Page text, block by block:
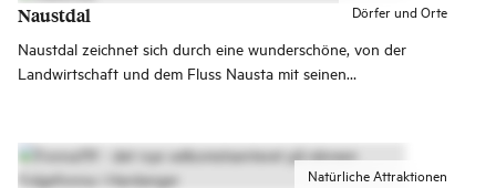
Dörfer und Orte
Naustdal
Naustdal zeichnet sich durch eine wunderschöne, von der
Landwirtschaft und dem Fluss Nausta mit seinen
Natürliche Attraktionen